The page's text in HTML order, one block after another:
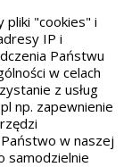
W3C
EAA/EN 301549
pliki "cookies" i
IP i
Państwu
w celach
z usług
np. zapewnienie
w naszej
samodzielnie